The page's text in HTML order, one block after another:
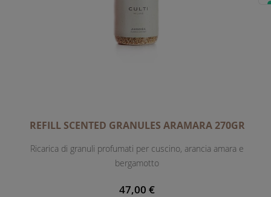
REFILL SCENTED GRANULES ARAMARA 270GR
Ricarica di granuli profumati per cuscino, arancia amara e
bergamotto
47,00 €